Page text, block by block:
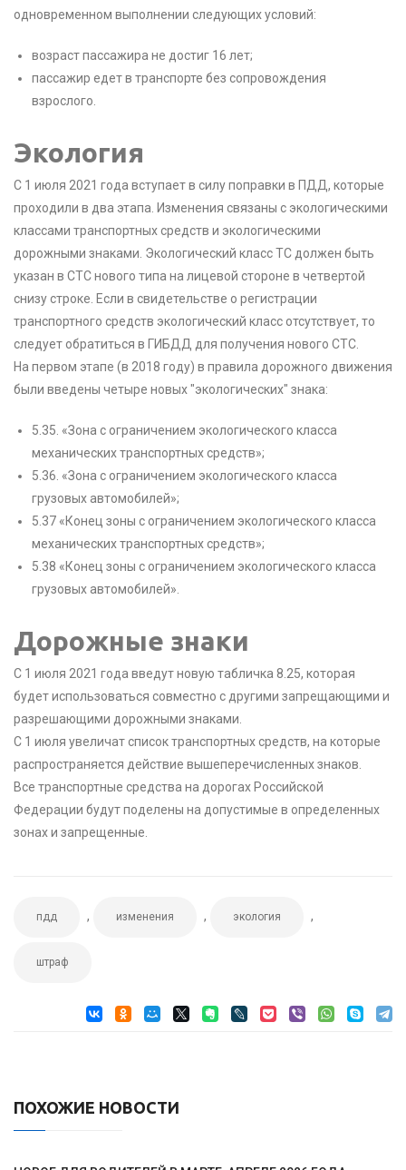
одновременном выполнении следующих условий:
возраст пассажира не достиг 16 лет;
пассажир едет в транспорте без сопровождения
взрослого.
Экология
С 1 июля 2021 года вступает в силу поправки в ПДД, которые
проходили в два этапа. Изменения связаны с экологическими
классами транспортных средств и экологическими
дорожными знаками. Экологический класс ТС должен быть
указан в СТС нового типа на лицевой стороне в четвертой
снизу строке. Если в свидетельстве о регистрации
транспортного средств экологический класс отсутствует, то
следует обратиться в ГИБДД для получения нового СТС.
На первом этапе (в 2018 году) в правила дорожного движения
были введены четыре новых "экологических" знака:
5.35. «Зона с ограничением экологического класса
механических транспортных средств»;
5.36. «Зона с ограничением экологического класса
грузовых автомобилей»;
5.37 «Конец зоны с ограничением экологического класса
механических транспортных средств»;
5.38 «Конец зоны с ограничением экологического класса
грузовых автомобилей».
Дорожные знаки
С 1 июля 2021 года введут новую табличка 8.25, которая
будет использоваться совместно с другими запрещающими и
разрешающими дорожными знаками.
С 1 июля увеличат список транспортных средств, на которые
распространяется действие вышеперечисленных знаков.
Все транспортные средства на дорогах Российской
Федерации будут поделены на допустимые в определенных
зонах и запрещенные.
пдд , изменения , экология ,
штраф
ПОХОЖИЕ НОВОСТИ